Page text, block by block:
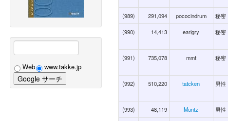
Web www.takke.jp
(989) 291,094 pococindrum 秘密
(990) 14,413 earlgry 秘密
(991) 735,078 mmt 秘密
(992) 510,220 tatcken 男性
(993) 48,119 Muntz 男性